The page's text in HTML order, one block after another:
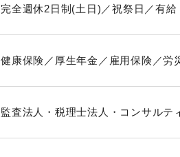
完全週休2日制(土日)／祝祭日／有給
健康保険／厚生年金／雇用保険／労
監査法人・税理士法人・コンサルテ